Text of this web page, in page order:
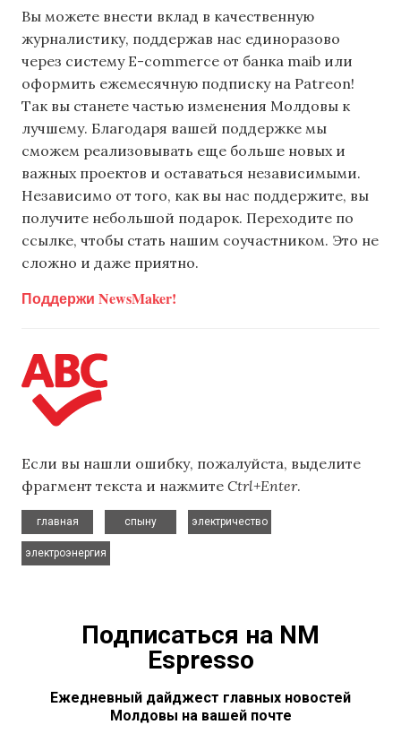
Вы можете внести вклад в качественную
журналистику, поддержав нас единоразово
через систему E-commerce от банка maib или
оформить ежемесячную подписку на Patreon!
Так вы станете частью изменения Молдовы к
лучшему. Благодаря вашей поддержке мы
сможем реализовывать еще больше новых и
важных проектов и оставаться независимыми.
Независимо от того, как вы нас поддержите, вы
получите небольшой подарок. Переходите по
ссылке, чтобы стать нашим соучастником. Это не
сложно и даже приятно.
Поддержи NewsMaker!
Если вы нашли ошибку, пожалуйста, выделите
фрагмент текста и нажмите Ctrl+Enter.
главная
спыну
электричество
электроэнергия
Подписаться на NM
Espresso
Ежедневный дайджест главных новостей
Молдовы на вашей почте